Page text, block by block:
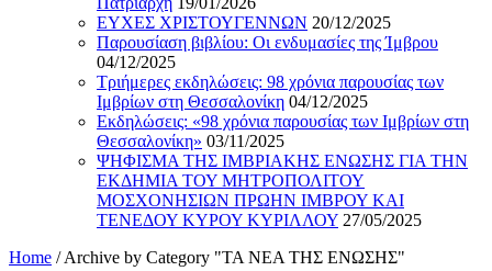
ΕΥΧΕΣ ΧΡΙΣΤΟΥΓΕΝΝΩΝ 20/12/2025
Παρουσίαση βιβλίου: Οι ενδυμασίες της Ίμβρου
04/12/2025
Τριήμερες εκδηλώσεις: 98 χρόνια παρουσίας των
Ιμβρίων στη Θεσσαλονίκη 04/12/2025
Εκδηλώσεις: «98 χρόνια παρουσίας των Ιμβρίων στη
Θεσσαλονίκη» 03/11/2025
ΨΗΦΙΣΜΑ ΤΗΣ ΙΜΒΡΙΑΚΗΣ ΕΝΩΣΗΣ ΓΙΑ ΤΗΝ
ΕΚΔΗΜΙΑ ΤΟΥ ΜΗΤΡΟΠΟΛΙΤΟΥ
ΜΟΣΧΟΝΗΣΙΩΝ ΠΡΩΗΝ ΙΜΒΡΟΥ ΚΑΙ
ΤΕΝΕΔΟΥ ΚΥΡΟΥ ΚΥΡΙΛΛΟΥ 27/05/2025
Home /Archive by Category "ΤΑ ΝΕΑ ΤΗΣ ΕΝΩΣΗΣ"